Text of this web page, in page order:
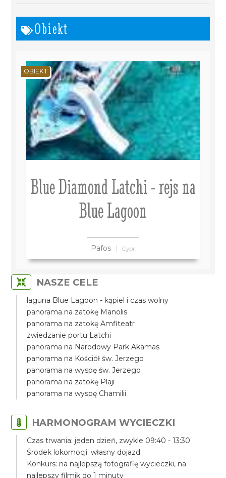
Obiekt
Blue Diamond Latchi - rejs na
Blue Lagoon
Pafos Cypr
OBIEKT
NASZE CELE
laguna Blue Lagoon - kąpiel i czas wolny
panorama na zatokę Manolis
panorama na zatokę Amfiteatr
zwiedzanie portu Latchi
panorama na Narodowy Park Akamas
panorama na Kościół św. Jerzego
panorama na wyspę św. Jerzego
panorama na zatokę Plaji
panorama na wyspę Chamilii
HARMONOGRAM WYCIECZKI
Czas trwania: jeden dzień, zwykle 09:40 - 13:30
Środek lokomocji: własny dojazd
Konkurs: na najlepszą fotografię wycieczki, na
najlepszy filmik do 1 minuty